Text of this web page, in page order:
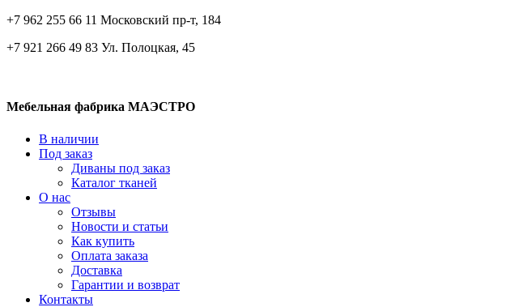
+7 962 255 66 11 Московский пр-т, 184
+7 921 266 49 83 Ул. Полоцкая, 45
Мебельная фабрика МАЭСТРО
В наличии
Под заказ
Диваны под заказ
Каталог тканей
О нас
Отзывы
Новости и статьи
Как купить
Оплата заказа
Доставка
Гарантии и возврат
Контакты